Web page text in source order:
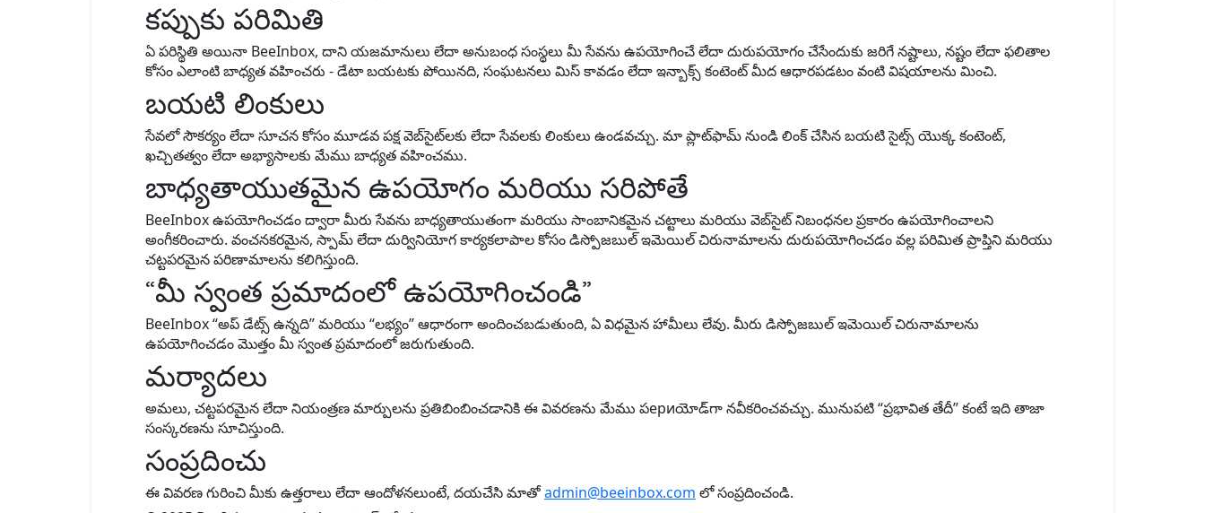
కప్పుకు పరిమితి
ఏ పరిస్థితి అయినా BeeInbox, దాని యజమానులు లేదా అనుబంధ సంస్థలు మీ సేవను ఉపయోగించే లేదా దురుపయోగం చేసేందుకు జరిగే నష్టాలు, నష్టం లేదా ఫలితాల
కోసం ఎలాంటి బాధ్యత వహించరు - డేటా బయటకు పోయినది, సంఘటనలు మిస్ కావడం లేదా ఇన్బాక్స్ కంటెంట్ మీద ఆధారపడటం వంటి విషయాలను మించి.
బయటి లింకులు
సేవలో సౌకర్యం లేదా సూచన కోసం మూడవ పక్ష వెబ్‌సైట్‌లకు లేదా సేవలకు లింకులు ఉండవచ్చు. మా ప్లాట్‌ఫామ్ నుండి లింక్ చేసిన బయటి సైట్స్ యొక్క కంటెంట్,
ఖచ్చితత్వం లేదా అభ్యాసాలకు మేము బాధ్యత వహించము.
బాధ్యతాయుతమైన ఉపయోగం మరియు సరిపోతే
BeeInbox ఉపయోగించడం ద్వారా మీరు సేవను బాధ్యతాయుతంగా మరియు సాంబానికమైన చట్టాలు మరియు వెబ్‌సైట్ నిబంధనల ప్రకారం ఉపయోగించాలని
అంగీకరించారు. వంచనకరమైన, స్పామ్ లేదా దుర్వినియోగ కార్యకలాపాల కోసం డిస్పోజబుల్ ఇమెయిల్ చిరునామాలను దురుపయోగించడం వల్ల పరిమిత ప్రాప్తిని మరియు
చట్టపరమైన పరిణామాలను కలిగిస్తుంది.
“మీ స్వంత ప్రమాదంలో ఉపయోగించండి”
BeeInbox “అప్ డేట్స్ ఉన్నది” మరియు “లభ్యం” ఆధారంగా అందించబడుతుంది, ఏ విధమైన హామీలు లేవు. మీరు డిస్పోజబుల్ ఇమెయిల్ చిరునామాలను
ఉపయోగించడం మొత్తం మీ స్వంత ప్రమాదంలో జరుగుతుంది.
మర్యాదలు
అమలు, చట్టపరమైన లేదా నియంత్రణ మార్పులను ప్రతిబింబించడానికి ఈ వివరణను మేము పериయోడ్‌గా నవీకరించవచ్చు. మునుపటి “ప్రభావిత తేదీ” కంటే ఇది తాజా
సంస్కరణను సూచిస్తుంది.
సంప్రదించు
ఈ వివరణ గురించి మీకు ఉత్తరాలు లేదా ఆందోళనలుంటే, దయచేసి మాతోadmin@beeinbox.com లో సంప్రదించండి.